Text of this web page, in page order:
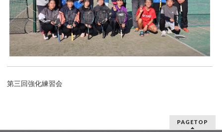
第三回強化練習会
PAGETOP